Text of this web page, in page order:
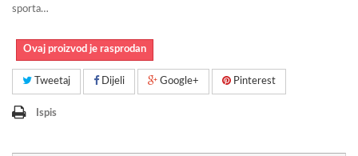
sporta…
Ovaj proizvod je rasprodan
Tweetaj Dijeli Google+ Pinterest
Ispis